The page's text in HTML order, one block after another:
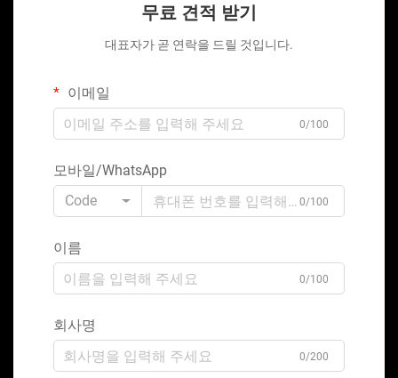
무료 견적 받기
대표자가 곧 연락을 드릴 것입니다.
이메일
0/100
모바일/WhatsApp
Code
0/100
이름
0/100
회사명
0/200